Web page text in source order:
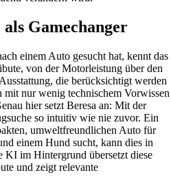
Gamechanger
einem Auto gesucht hat, kennt das
von der Motorleistung über den
die berücksichtigt werden
mit nur wenig technischem Vorwissen
hier setzt Beresa an: Mit der
so intuitiv wie nie zuvor. Ein
umweltfreundlichen Auto für
einem Hund sucht, kann dies in
KI im Hintergrund übersetzt diese
und zeigt relevante